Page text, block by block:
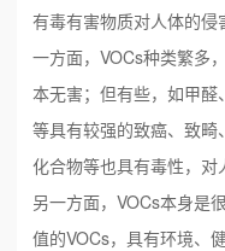
有毒有害物质对人体的侵
一方面，VOCs种类繁多
本无害；但有些，如甲
等具有较强的致癌、致
化合物等也具有毒性，对
另一方面，VOCs本身是
值的VOCs，具有环境、